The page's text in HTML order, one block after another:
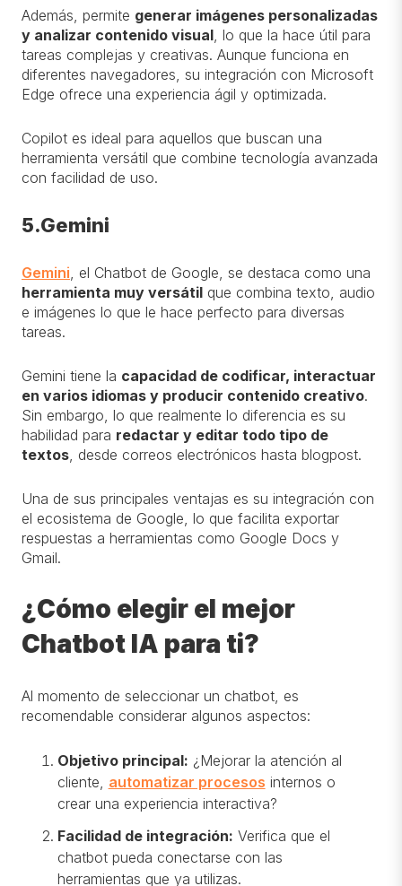
Además, permite generar imágenes personalizadas
y analizar contenido visual , lo que la hace útil para
tareas complejas y creativas. Aunque funciona en
diferentes navegadores, su integración con Microsoft
Edge ofrece una experiencia ágil y optimizada.
Copilot es ideal para aquellos que buscan una
herramienta versátil que combine tecnología avanzada
con facilidad de uso.
5.Gemini
Gemini , el Chatbot de Google, se destaca como una
herramienta muy versátil que combina texto, audio
e imágenes lo que le hace perfecto para diversas
tareas.
Gemini tiene la capacidad de codificar, interactuar
en varios idiomas y producir contenido creativo.
Sin embargo, lo que realmente lo diferencia es su
habilidad para redactar y editar todo tipo de
textos , desde correos electrónicos hasta blogpost.
Una de sus principales ventajas es su integración con
el ecosistema de Google, lo que facilita exportar
respuestas a herramientas como Google Docs y
Gmail.
¿Cómo elegir el mejor
Chatbot IA para ti?
Al momento de seleccionar un chatbot, es
recomendable considerar algunos aspectos:
Objetivo principal: ¿Mejorar la atención al
cliente, automatizar procesos internos o
crear una experiencia interactiva?
Facilidad de integración: Verifica que el
chatbot pueda conectarse con las
herramientas que ya utilizas.